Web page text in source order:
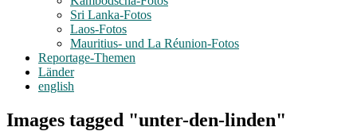
Sri Lanka-Fotos
Laos-Fotos
Mauritius- und La Réunion-Fotos
Reportage-Themen
Länder
english
Images tagged "unter-den-linden"